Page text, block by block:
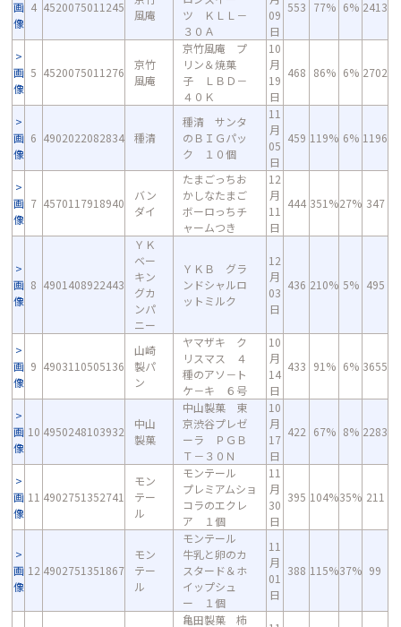
画
像
4 4520075011245
風庵
ツ ＫＬＬ－
３０Ａ
09
日
553 77% 6% 2413
画
像
5 4520075011276
京竹
風庵
京竹風庵 プ
リン＆焼菓
子 ＬＢＤ－
４０Ｋ
10
月
19
日
468 86% 6% 2702
画
像
6 4902022082834 種清
種清 サンタ
のＢＩＧパッ
ク １０個
11
月
05
日
459 119% 6% 1196
画
像
7 4570117918940
バン
ダイ
たまごっちお
かしなたまご
ボーロっちチ
ャームつき
12
月
11
日
444 351%27% 347
画
像
8 4901408922443
ＹＫ
ベー
キン
グカ
ンパ
ニー
ＹＫＢ グラ
ンドシャルロ
ットミルク
12
月
03
日
436 210% 5% 495
画
像
9 4903110505136
山崎
製パ
ン
ヤマザキ ク
リスマス ４
種のアソ－ト
ケ－キ ６号
10
月
14
日
433 91% 6% 3655
画
像
10 4950248103932
中山
製菓
中山製菓 東
京渋谷プレゼ
ーラ ＰＧＢ
Ｔ－３０Ｎ
10
月
17
日
422 67% 8% 2283
画
像
11 4902751352741
モン
テー
ル
モンテール
プレミアムショ
コラのエクレ
ア １個
11
月
30
日
395 104%35% 211
画
像
12 4902751351867
モン
テー
ル
モンテール
牛乳と卵のカ
スタード＆ホ
イップシュ
ー １個
11
月
01
日
388 115%37% 99
亀田製菓 柿